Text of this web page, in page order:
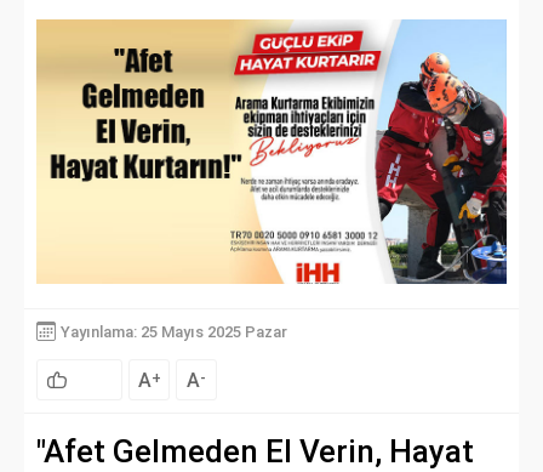
Yayınlama: 25 Mayıs 2025 Pazar
A+ A-
"Afet Gelmeden El Verin, Hayat